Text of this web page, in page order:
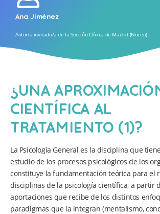
Ana Jiménez
Autor/a invitado/a de la Sección Clínica de Madrid (Nucep)
¿UNA
CIENTÍFICA AL
TRATAMIENTO (1)?
La Psicología General es la disciplina que
estudio de los procesos psicológicos de los
constituye la fundamentación teórica para el
disciplinas de la psicología científica, a partir
aportaciones que recibe de los distintos
paradigmas que la integran (mentalismo,